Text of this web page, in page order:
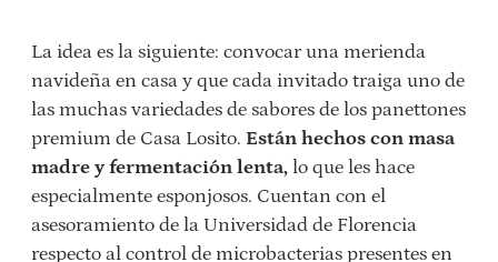
La idea es la siguiente: convocar una merienda
navideña en casa y que cada invitado traiga uno de
las muchas variedades de sabores de los panettones
premium de Casa Losito. Están hechos con masa
madre y fermentación lenta, lo que les hace
especialmente esponjosos. Cuentan con el
asesoramiento de la Universidad de Florencia
respecto al control de microbacterias presentes en